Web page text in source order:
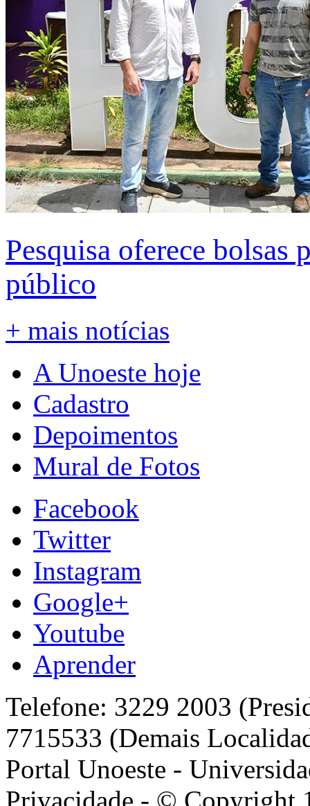
Pesquisa oferece bolsas
público
+ mais notícias
A Unoeste hoje
Cadastro
Depoimentos
Mural de Fotos
Facebook
Twitter
Instagram
Google+
Youtube
Aprender
Telefone: 3229 2003
7715533 (Demais
Portal Unoeste -